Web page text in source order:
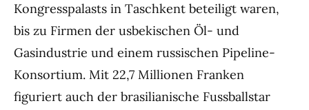
Kongresspalasts in Taschkent beteiligt waren,
bis zu Firmen der usbekischen Öl- und
Gasindustrie und einem russischen Pipeline-
Konsortium. Mit 22,7 Millionen Franken
figuriert auch der brasilianische Fussballstar